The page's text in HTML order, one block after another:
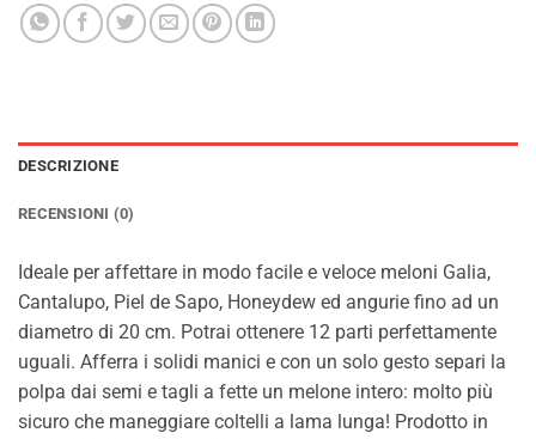
DESCRIZIONE
RECENSIONI (0)
Ideale per affettare in modo facile e veloce meloni Galia,
Cantalupo, Piel de Sapo, Honeydew ed angurie fino ad un
diametro di 20 cm. Potrai ottenere 12 parti perfettamente
uguali. Afferra i solidi manici e con un solo gesto separi la
polpa dai semi e tagli a fette un melone intero: molto più
sicuro che maneggiare coltelli a lama lunga! Prodotto in